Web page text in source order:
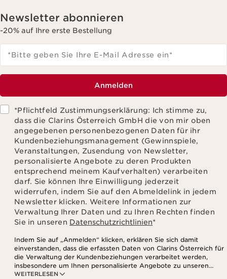
Newsletter abonnieren
-20% auf Ihre erste Bestellung
*Bitte geben Sie Ihre E-Mail Adresse ein*
Anmelden
*Pflichtfeld Zustimmungserklärung: Ich stimme zu,
dass die Clarins Österreich GmbH die von mir oben
angegebenen personenbezogenen Daten für ihr
Kundenbeziehungsmanagement (Gewinnspiele,
Veranstaltungen, Zusendung von Newsletter,
personalisierte Angebote zu deren Produkten
entsprechend meinem Kaufverhalten) verarbeiten
darf. Sie können Ihre Einwilligung jederzeit
widerrufen, indem Sie auf den Abmeldelink in jedem
Newsletter klicken. Weitere Informationen zur
Verwaltung Ihrer Daten und zu Ihren Rechten finden
Sie in unseren Datenschutzrichtlinien*
WEITERLESEN
Indem Sie auf „Anmelden“ klicken, erklären Sie sich damit
einverstanden, dass die erfassten Daten von Clarins Österreich für
die Verwaltung der Kundenbeziehungen verarbeitet werden,
insbesondere um Ihnen personalisierte Angebote zu unseren
Produkten und Dienstleistungen entsprechend Ihrem